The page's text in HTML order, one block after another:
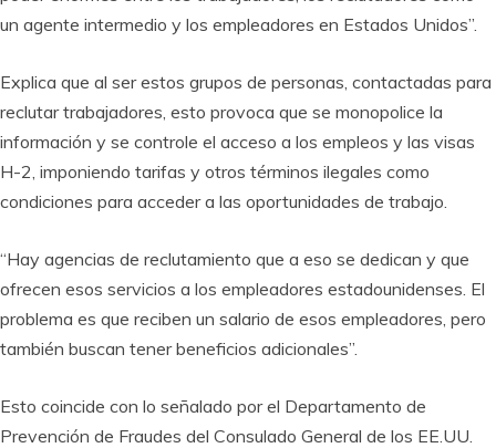
un agente intermedio y los empleadores en Estados Unidos”.
Explica que al ser estos grupos de personas, contactadas para
reclutar trabajadores, esto provoca que se monopolice la
información y se controle el acceso a los empleos y las visas
H-2, imponiendo tarifas y otros términos ilegales como
condiciones para acceder a las oportunidades de trabajo.
“Hay agencias de reclutamiento que a eso se dedican y que
ofrecen esos servicios a los empleadores estadounidenses. El
problema es que reciben un salario de esos empleadores, pero
también buscan tener beneficios adicionales”.
Esto coincide con lo señalado por el Departamento de
Prevención de Fraudes del Consulado General de los EE.UU.